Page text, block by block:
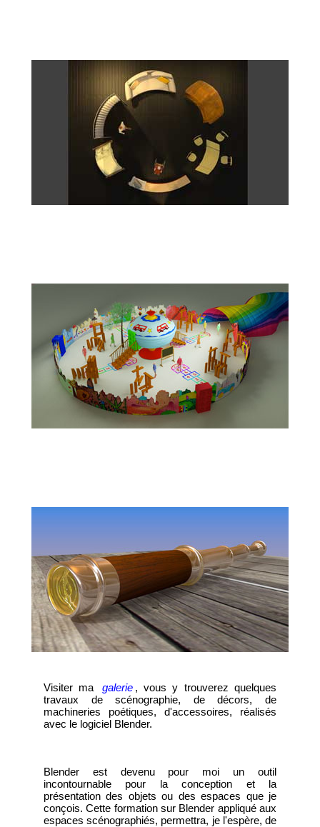
Visiter ma galerie , vous y trouverez quelques
travaux de scénographie, de décors, de
machineries poétiques, d'accessoires, réalisés
avec le logiciel Blender.
Blender est devenu pour moi un outil
incontournable pour la conception et la
présentation des objets ou des espaces que je
conçois. Cette formation sur Blender appliqué aux
espaces scénographiés, permettra, je l'espère, de